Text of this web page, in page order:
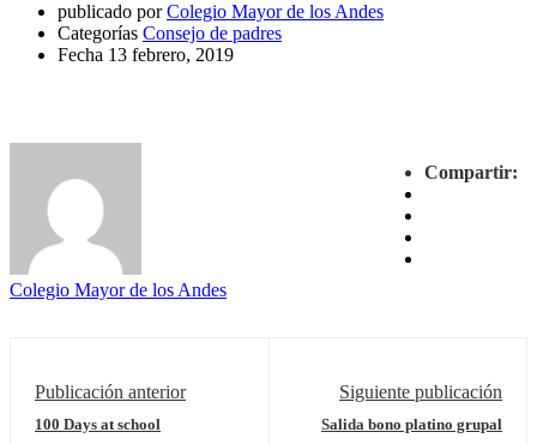
publicado por Colegio Mayor de los Andes
Categorías Consejo de padres
Fecha 13 febrero, 2019
Compartir:
Colegio Mayor de los Andes
Publicación anterior
100 Days at school
Siguiente publicación
Salida bono platino grupal